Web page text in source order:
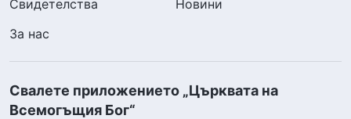
Свидетелства
Новини
За нас
Свалете приложението „Църквата на
Всемогъщия Бог“